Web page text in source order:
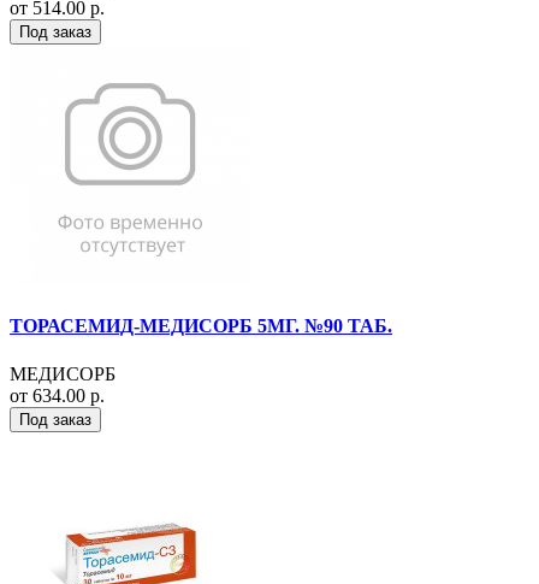
от 514.00 р.
Под заказ
ТОРАСЕМИД-МЕДИСОРБ 5МГ. №90 ТАБ.
МЕДИСОРБ
от 634.00 р.
Под заказ